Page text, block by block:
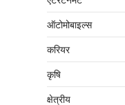
ऑटोमोबाइल्स
करियर
कृषि
क्षेत्रीय